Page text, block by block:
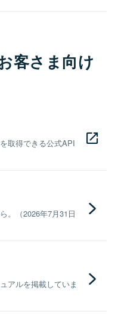
客さま向け
取得できる公式API
。（2026年7月31日
アルを掲載していま